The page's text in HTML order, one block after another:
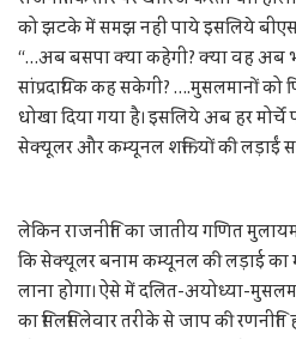
को झटके में समझ नहीं पाये इसलिये
“…अब बसपा क्या कहेगी? क्या वह अब
सांप्रदायिक कह सकेगी? ….मुसलमानों को
धोखा दिया गया है। इसलिये अब हर
सेक्यूलर और कम्यूनल शक्तियों की लड़ाईं
लेकिन राजनीति का जातीय गणित
कि सेक्यूलर बनाम कम्यूनल की लड़ाई का
लाना होगा। ऐसे में दलित-अयोध्या-
का सिलसिलेवार तरीके से जाप की